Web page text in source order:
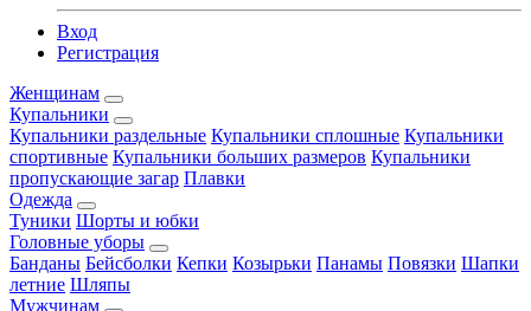
Вход
Регистрация
Женщинам
Купальники
Купальники раздельные Купальники сплошные Купальники
спортивные Купальники больших размеров Купальники
пропускающие загар Плавки
Одежда
Туники Шорты и юбки
Головные уборы
Банданы Бейсболки Кепки Козырьки Панамы Повязки Шапки
летние Шляпы
Мужчинам